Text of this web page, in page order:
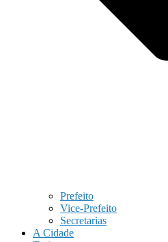
Prefeito
Vice-Prefeito
Secretarias
A Cidade